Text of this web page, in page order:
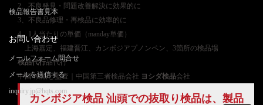
2、不良発見・問題改善解決に効果的に
3、不良品修理・再検品に効率的に
4、1人当たりの単価（manday単価）
上海嘉定、福建晋江、カンボジアプノンペン、3箇所の検品場
検品代行品代行
中国 検品と監査｜中国第三者検品会社 ヨシダ検品会社
カンボジア検品 汕頭での抜取り検品は、製品
検品報告書見本
お問い合わせ
メールフォーム問合せ
メールを送信する
inquiry.jp@hqts.com